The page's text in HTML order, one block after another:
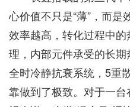
心价值不只是“薄”，而
效率越高，转化过程中
理，内部元件承受的长
全时冷静抗衰系统，5重
靠做到了极致。对于一